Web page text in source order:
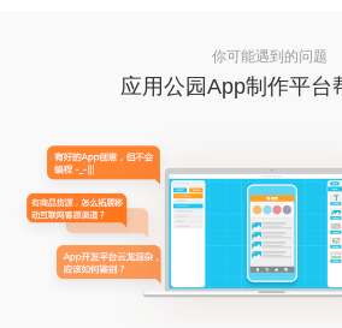
你可能遇到的问题
应用公园App制作平台